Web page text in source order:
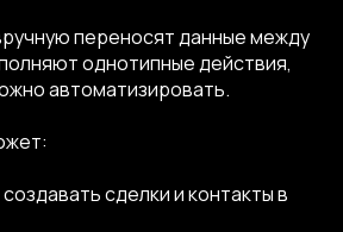
переносят данные между
однотипные действия,
автоматизировать.
сделки и контакты в